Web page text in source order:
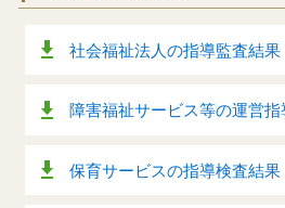
社会福祉法人の指導監査結果
障害福祉サービス等の運営指
保育サービスの指導検査結果